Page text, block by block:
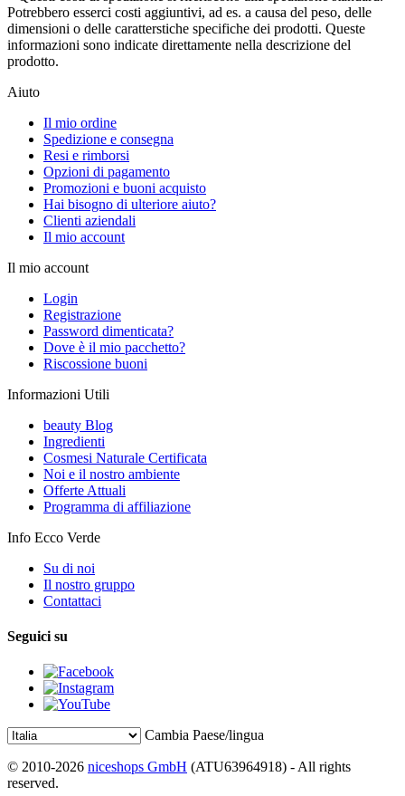
Potrebbero esserci costi aggiuntivi, ad es. a causa del peso, delle
dimensioni o delle caratterstiche specifiche dei prodotti. Queste
informazioni sono indicate direttamente nella descrizione del
prodotto.
Aiuto
Il mio ordine
Spedizione e consegna
Resi e rimborsi
Opzioni di pagamento
Promozioni e buoni acquisto
Hai bisogno di ulteriore aiuto?
Clienti aziendali
Il mio account
Il mio account
Login
Registrazione
Password dimenticata?
Dove è il mio pacchetto?
Riscossione buoni
Informazioni Utili
beauty Blog
Ingredienti
Cosmesi Naturale Certificata
Noi e il nostro ambiente
Offerte Attuali
Programma di affiliazione
Info Ecco Verde
Su di noi
Il nostro gruppo
Contattaci
Seguici su
Cambia Paese/lingua
© 2010-2026 niceshops GmbH (ATU63964918) - All rights
reserved.